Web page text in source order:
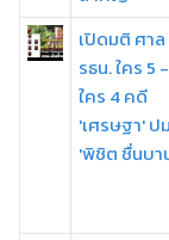
เปิดมติ ศาล
รธน. ใคร 5 -
ใคร 4 คดี
'เศรษฐา' ป
'พิชิต ชื่นบา